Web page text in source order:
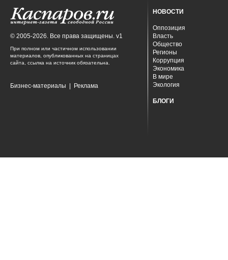
© 2005-2026. Все права защищены. v1
При полном или частичном использовании
материалов, опубликованных на страницах
сайта, ссылка на источник обязательна.
Бизнес-материалы Реклама
НОВОСТИ
Оппозиция
Власть
Общество
Регионы
Коррупция
Экономика
В мире
Экология
БЛОГИ